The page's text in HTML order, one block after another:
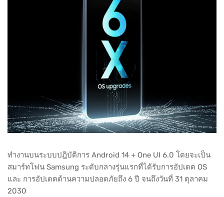
ทำงานบนระบบปฎิบัติการ Android 14 + One UI 6.0 โดยจะเป็น
สมาร์ทโฟน Samsung ระดับกลางรุ่นแรกที่ได้รับการอัปเดต OS
และ การอัปเดตด้านความปลอดภัยถึง 6 ปี จนถึงวันที่ 31 ตุลาคม
2030